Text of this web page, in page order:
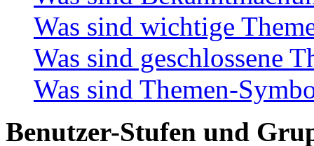
Was sind wichtige
Was sind geschlossene
Was sind Themen-
Benutzer-Stufen und